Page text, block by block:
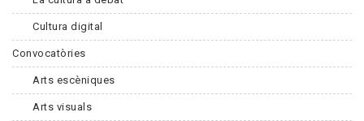
Cultura digital
Convocatòries
Arts escèniques
Arts visuals